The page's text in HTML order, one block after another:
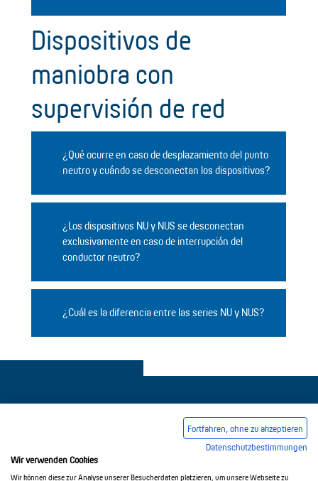
Dispositivos de
maniobra con
supervisión de red
¿Qué ocurre en caso de desplazamiento del punto
neutro y cuándo se desconectan los dispositivos?
¿Los dispositivos NU y NUS se desconectan
exclusivamente en caso de interrupción del
conductor neutro?
¿Cuál es la diferencia entre las series NU y NUS?
Condiciones comerciales generales
Política de privacidad
Fortfahren, ohne zu akzeptieren
Datenschutzbestimmungen
Wir verwenden Cookies
Wir können diese zur Analyse unserer Besucherdaten platzieren, um unsere Webseite zu